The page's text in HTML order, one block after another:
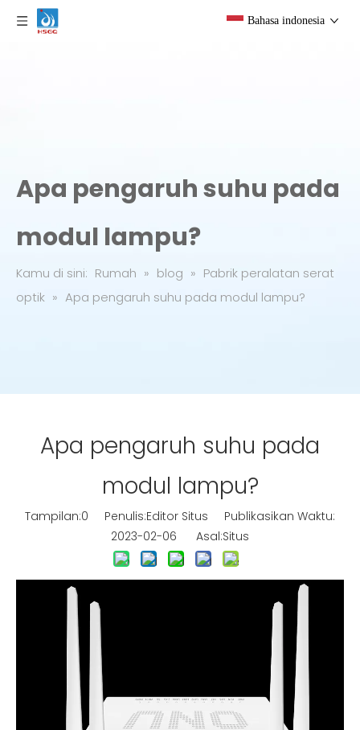
Bahasa indonesia
Apa pengaruh suhu pada
modul lampu?
Kamu di sini: Rumah » blog » Pabrik peralatan serat
optik » Apa pengaruh suhu pada modul lampu?
Apa pengaruh suhu pada
modul lampu?
Tampilan:0 Penulis:Editor Situs Publikasikan Waktu:
2023-02-06 Asal:Situs